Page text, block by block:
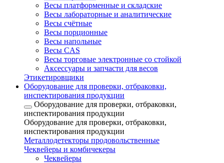
Весы платформенные и складские
Весы лабораторные и аналитические
Весы счётные
Весы порционные
Весы напольные
Весы CAS
Весы торговые электронные со стойкой
Аксессуары и запчасти для весов
Этикетировщики
Оборудование для проверки, отбраковки,
инспектирования продукции
Оборудование для проверки, отбраковки,
инспектирования продукции
Оборудование для проверки, отбраковки,
инспектирования продукции
Металлодетекторы продовольственные
Чеквейеры и комбичекеры
Чеквейеры